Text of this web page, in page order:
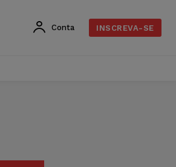
Conta INSCREVA-SE